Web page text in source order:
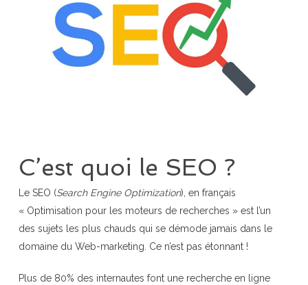
C’est quoi le SEO ?
Le SEO (Search Engine Optimization), en français
« Optimisation pour les moteurs de recherches » est l’un
des sujets les plus chauds qui se démode jamais dans le
domaine du Web-marketing. Ce n’est pas étonnant !
Plus de 80% des internautes font une recherche en ligne